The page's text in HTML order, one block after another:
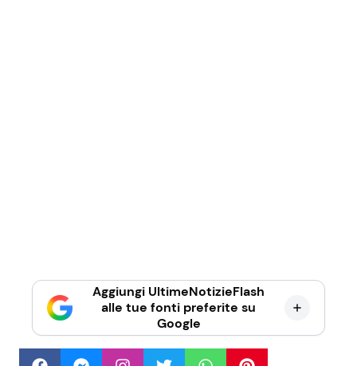
Aggiungi UltimeNotizieFlash
alle tue fonti preferite su
Google